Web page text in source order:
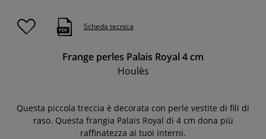
Scheda tecnica
Frange perles Palais Royal 4 cm
Houlès
Questa piccola treccia è decorata con perle vestite di fili di
raso. Questa frangia Palais Royal di 4 cm dona più
raffinatezza ai tuoi interni.